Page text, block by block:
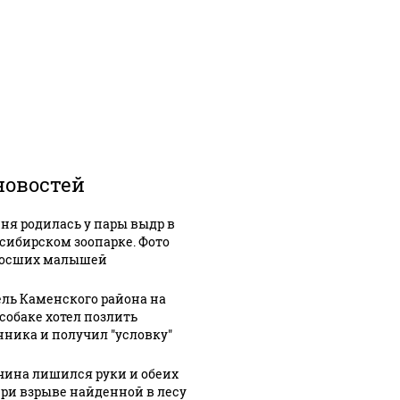
родилась у пары выдр в
зоопарке. Фото
малышей
Каменского района на
хотел позлить
и получил "условку"
лишился руки и обеих
взрыве найденной в лесу